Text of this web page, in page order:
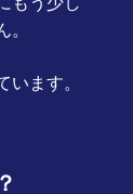
。
います。